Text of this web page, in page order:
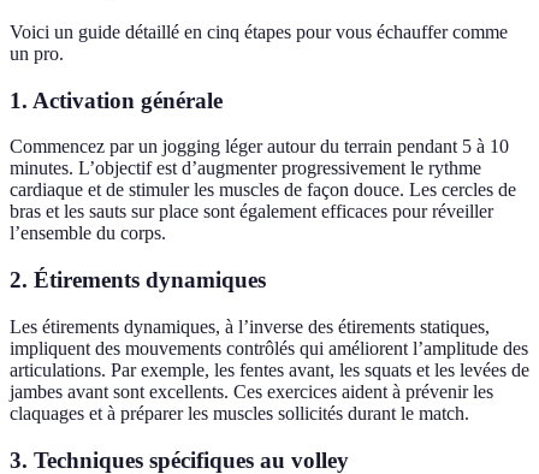
Voici un guide détaillé en cinq étapes pour vous échauffer comme
un pro.
1. Activation générale
Commencez par un jogging léger autour du terrain pendant 5 à 10
minutes. L’objectif est d’augmenter progressivement le rythme
cardiaque et de stimuler les muscles de façon douce. Les cercles de
bras et les sauts sur place sont également efficaces pour réveiller
l’ensemble du corps.
2. Étirements dynamiques
Les étirements dynamiques, à l’inverse des étirements statiques,
impliquent des mouvements contrôlés qui améliorent l’amplitude des
articulations. Par exemple, les fentes avant, les squats et les levées de
jambes avant sont excellents. Ces exercices aident à prévenir les
claquages et à préparer les muscles sollicités durant le match.
3. Techniques spécifiques au volley